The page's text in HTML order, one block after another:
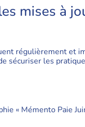
mises à
régulièrement et
sécuriser les
« Mémento Paie